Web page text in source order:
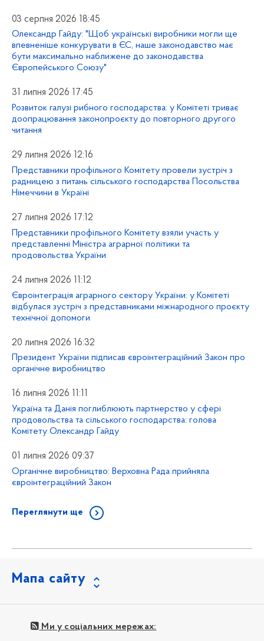
03 серпня 2026 18:45
Олександр Гайду: "Щоб українські виробники могли ще
впевненіше конкурувати в ЄС, наше законодавство має
бути максимально наближене до законодавства
Європейського Союзу"
31 липня 2026 17:45
Розвиток галузі рибного господарства: у Комітеті триває
доопрацювання законопроєкту до повторного другого
читання
29 липня 2026 12:16
Представники профільного Комітету провели зустріч з
радницею з питань сільського господарства Посольства
Німеччини в Україні
27 липня 2026 17:12
Представники профільного Комітету взяли участь у
представленні Міністра аграрної політики та
продовольства України
24 липня 2026 11:12
Євроінтеграція аграрного сектору України: у Комітеті
відбулася зустріч з представниками міжнародного проєкту
технічної допомоги
20 липня 2026 16:32
Президент України підписав євроінтеграційний Закон про
органічне виробництво
16 липня 2026 11:11
Україна та Данія поглиблюють партнерство у сфері
продовольства та сільського господарства: голова
Комітету Олександр Гайду
01 липня 2026 09:37
Органічне виробництво: Верховна Рада прийняла
євроінтеграційний Закон
Переглянути ще
Мапа сайту
Ми у соціальних мережах: